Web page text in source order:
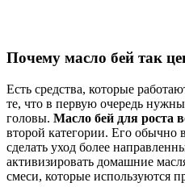
Почему масло бей так
Есть средства, которые
те, что в первую очередь
головы. Масло бей для роста
второй категории. Его обычно
сделать уход более
активизировать домашние
смеси, которые используются